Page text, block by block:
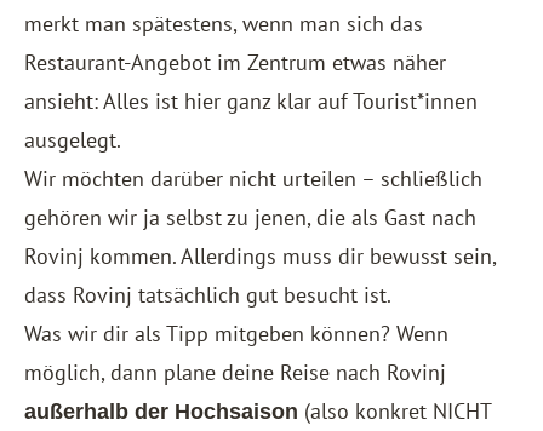
merkt man spätestens, wenn man sich das
Restaurant-Angebot im Zentrum etwas näher
ansieht: Alles ist hier ganz klar auf Tourist*innen
ausgelegt.
Wir möchten darüber nicht urteilen – schließlich
gehören wir ja selbst zu jenen, die als Gast nach
Rovinj kommen. Allerdings muss dir bewusst sein,
dass Rovinj tatsächlich gut besucht ist.
Was wir dir als Tipp mitgeben können? Wenn
möglich, dann plane deine Reise nach Rovinj
außerhalb der Hochsaison (also konkret NICHT